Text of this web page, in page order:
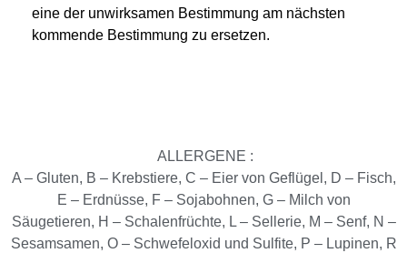
eine der unwirksamen Bestimmung am nächsten
kommende Bestimmung zu ersetzen.
ALLERGENE :
A – Gluten, B – Krebstiere, C – Eier von Geflügel, D – Fisch,
E – Erdnüsse, F – Sojabohnen, G – Milch von
Säugetieren, H – Schalenfrüchte, L – Sellerie, M – Senf, N –
Sesamsamen, O – Schwefeloxid und Sulfite, P – Lupinen, R